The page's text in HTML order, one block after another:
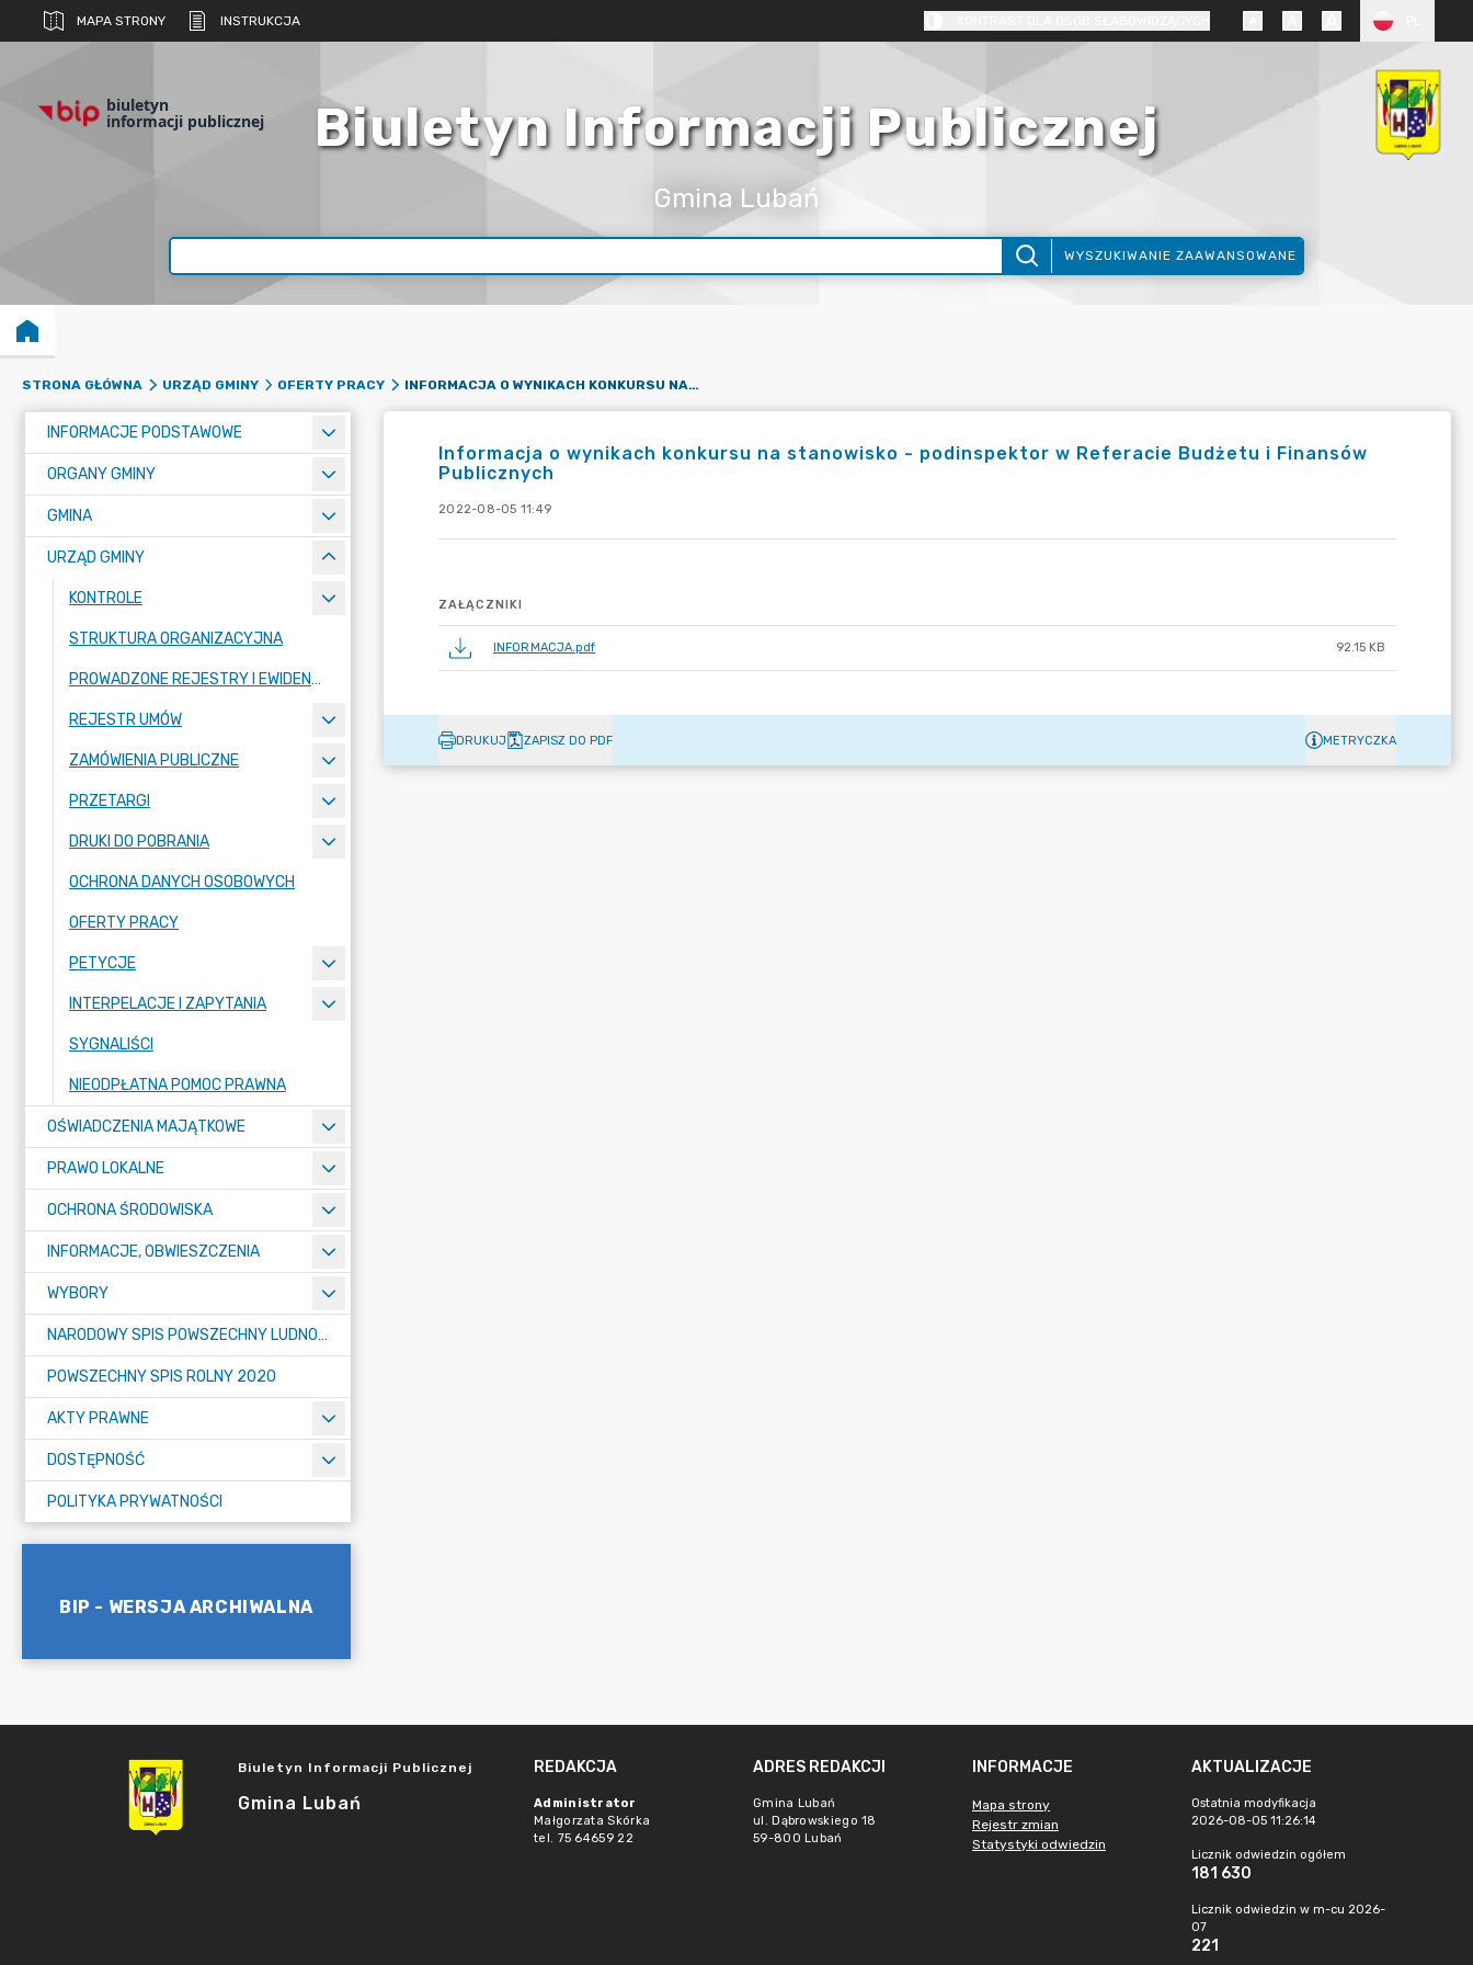
MAPA STRONY INSTRUKCJA
biuletyn
informacji publicznej Biuletyn Informacji Publicznej
Gmina Lubań
WYSZUKIWANIE ZAAWANSOWANE
STRONA GŁÓWNA URZĄD GMINY OFERTY PRACY INFORMACJA O WYNIKACH KONKURSU NA STANOWISKO - PODINSPEKTOR W REFERACIE BUDŻETU I FINANSÓW PUBLICZNYCH
INFORMACJE PODSTAWOWE
ORGANY GMINY
GMINA
URZĄD GMINY
KONTROLE
STRUKTURA ORGANIZACYJNA
PROWADZONE REJESTRY I EWIDENCJE
REJESTR UMÓW
ZAMÓWIENIA PUBLICZNE
PRZETARGI
DRUKI DO POBRANIA
OCHRONA DANYCH OSOBOWYCH
OFERTY PRACY
PETYCJE
INTERPELACJE I ZAPYTANIA
SYGNALIŚCI
NIEODPŁATNA POMOC PRAWNA
OŚWIADCZENIA MAJĄTKOWE
PRAWO LOKALNE
OCHRONA ŚRODOWISKA
INFORMACJE, OBWIESZCZENIA
WYBORY
NARODOWY SPIS POWSZECHNY LUDNOŚCI I MIESZKAŃ W 2021
POWSZECHNY SPIS ROLNY 2020
AKTY PRAWNE
DOSTĘPNOŚĆ
POLITYKA PRYWATNOŚCI
BIP - WERSJA ARCHIWALNA
Informacja o wynikach konkursu na stanowisko - podinspektor w Referacie Budżetu i Finansów
Publicznych
2022-08-05 11:49
ZAŁĄCZNIKI
INFORMACJA.pdf 92.15 KB
DRUKUJ ZAPISZ DO PDF METRYCZKA
Biuletyn Informacji Publicznej
Gmina Lubań
REDAKCJA
Administrator
Małgorzata Skórka
tel. 75 64659 22
ADRES REDAKCJI
Gmina Lubań
ul. Dąbrowskiego 18
59-800 Lubań
INFORMACJE
Mapa strony
Rejestr zmian
Statystyki odwiedzin
AKTUALIZACJE
Ostatnia modyfikacja
2026-08-05 11:26:14
Licznik odwiedzin ogółem
181 630
Licznik odwiedzin w m-cu 2026-
07
221